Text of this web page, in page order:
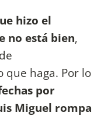
hizo el
no está bien,
que haga. Por lo
por
Miguel rompa